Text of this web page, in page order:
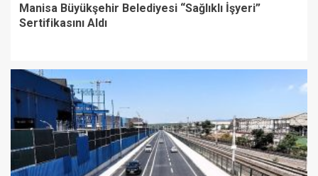
Manisa Büyükşehir Belediyesi “Sağlıklı İşyeri”
Sertifikasını Aldı